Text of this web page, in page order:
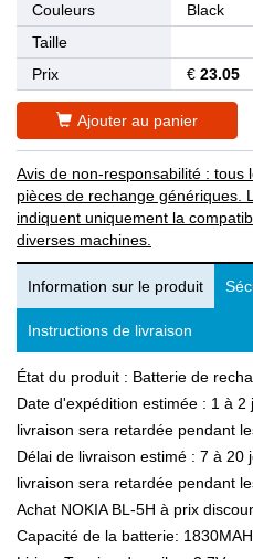
Couleurs
Black
Taille
Prix
€ 23.05
Ajouter au panier
Avis de non-responsabilité : tous
pièces de rechange génériques.
indiquent uniquement la
diverses machines.
Information sur le produit
Instructions de livraison
État du produit : Batterie de
Date d'expédition estimée : 1 à
livraison sera retardée pendant
Délai de livraison estimé : 7 à 20
livraison sera retardée pendant
Achat NOKIA BL-5H à prix
Capacité de la batterie: